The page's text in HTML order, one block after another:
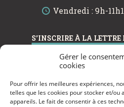
Gérer le
cookies
Pour offrir les meilleures expériences,
telles que les cookies pour stocker et/ou
appareils. Le fait de consentir à ces
Vendredi : 9h-
S’INSCRIRE À LA